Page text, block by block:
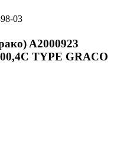
03
A2000923
TYPE GRACO